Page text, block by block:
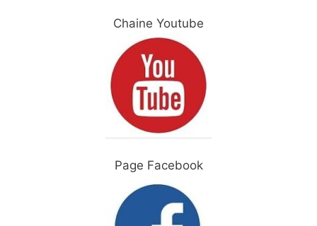
Chaine Youtube
Page Facebook